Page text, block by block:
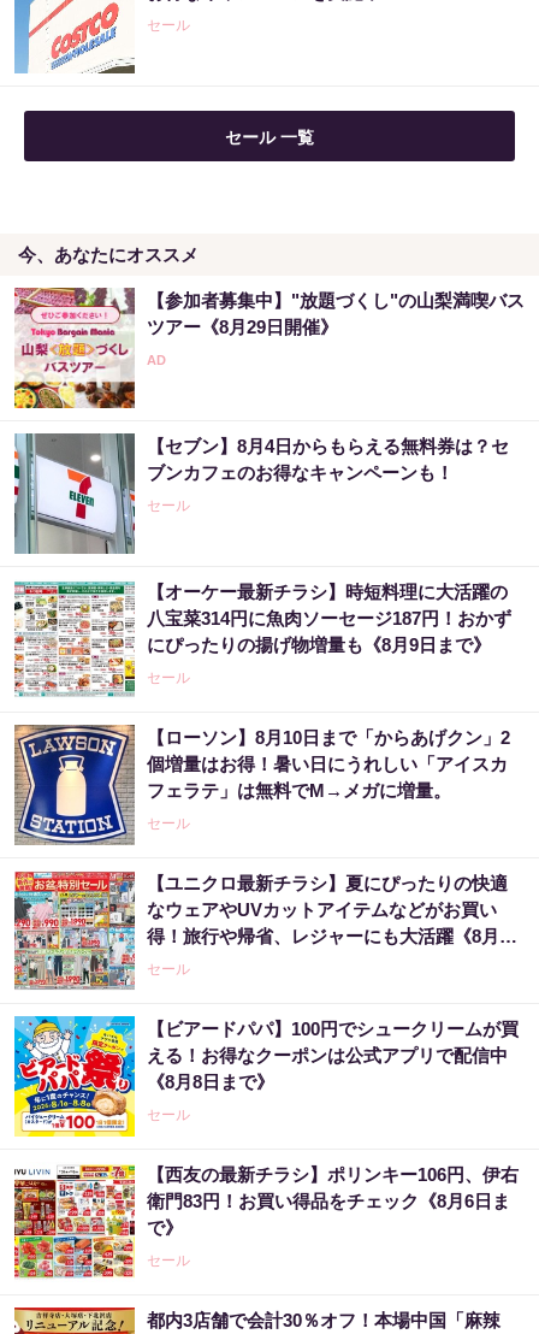
セール
セール 一覧
今、あなたにオススメ
【参加者募集中】"放題づくし"の山梨満喫バス
ツアー《8月29日開催》
【セブン】8月4日からもらえる無料券は？セ
ブンカフェのお得なキャンペーンも！
セール
【オーケー最新チラシ】時短料理に大活躍の
八宝菜314円に魚肉ソーセージ187円！おかず
にぴったりの揚げ物増量も《8月9日まで》
セール
【ローソン】8月10日まで「からあげクン」2
個増量はお得！暑い日にうれしい「アイスカ
フェラテ」は無料でM→メガに増量。
セール
【ユニクロ最新チラシ】夏にぴったりの快適
なウェアやUVカットアイテムなどがお買い
得！旅行や帰省、レジャーにも大活躍《8月13
日まで》
セール
【ビアードパパ】100円でシュークリームが買
える！お得なクーポンは公式アプリで配信中
《8月8日まで》
セール
【西友の最新チラシ】ポリンキー106円、伊右
衛門83円！お買い得品をチェック《8月6日ま
で》
セール
都内3店舗で会計30％オフ！本場中国「麻辣